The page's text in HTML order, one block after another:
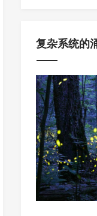
复杂系统的